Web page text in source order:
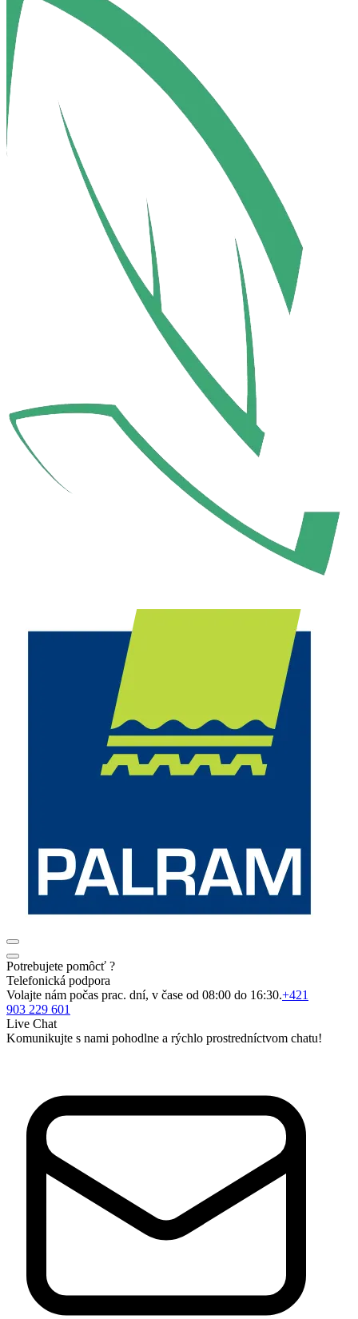
Potrebujete pomôcť ?
Telefonická podpora
Volajte nám počas prac. dní, v čase od 08:00 do 16:30.+421
903 229 601
Live Chat
Komunikujte s nami pohodlne a rýchlo prostredníctvom chatu!